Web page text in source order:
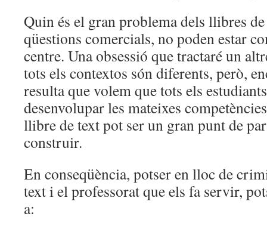
Quin és el gran problema dels llibres
qüestions comercials, no poden estar
centre. Una obsessió que tractaré un
tots els contextos són diferents, però,
resulta que volem que tots els
desenvolupar les mateixes
llibre de text pot ser un gran punt de
construir.
En conseqüència, potser en lloc de
text i el professorat que els fa servir,
a: